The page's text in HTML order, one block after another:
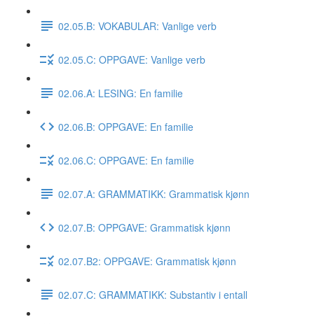
02.05.B: VOKABULAR: Vanlige verb
02.05.C: OPPGAVE: Vanlige verb
02.06.A: LESING: En familie
02.06.B: OPPGAVE: En familie
02.06.C: OPPGAVE: En familie
02.07.A: GRAMMATIKK: Grammatisk kjønn
02.07.B: OPPGAVE: Grammatisk kjønn
02.07.B2: OPPGAVE: Grammatisk kjønn
02.07.C: GRAMMATIKK: Substantiv i entall